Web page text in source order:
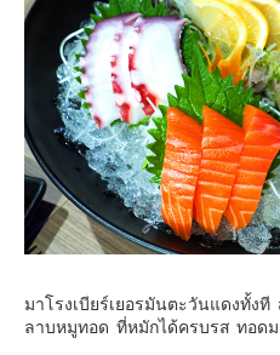
มาโรงเบียร์เยอรมันตะวันแดงทั้ง
ลาบหมูทอด ที่หมักได้ครบรส ทอด